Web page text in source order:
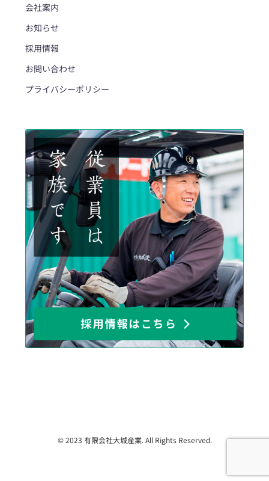
会社案内
お知らせ
採用情報
お問い合わせ
プライバシーポリシー
© 2023 有限会社大城産業. All Rights Reserved.